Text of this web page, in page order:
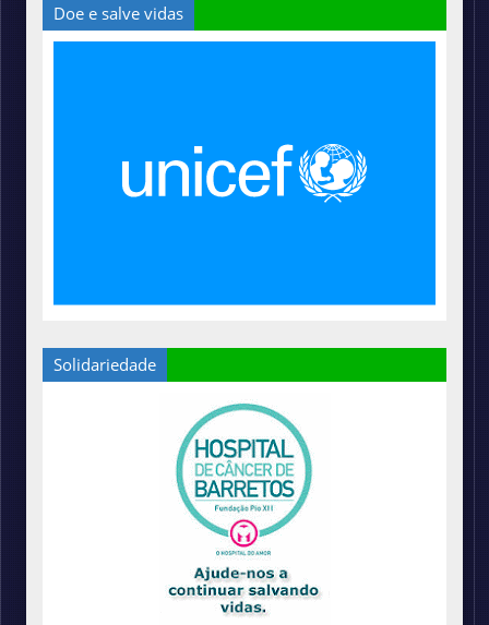
Doe e salve vidas
Solidariedade